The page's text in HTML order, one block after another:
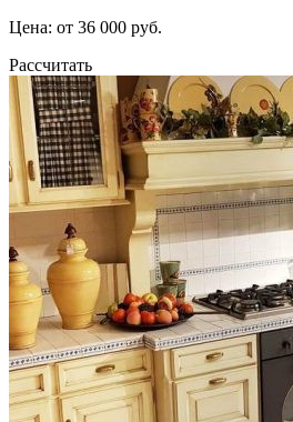
Цена: от 36 000 руб.
Рассчитать